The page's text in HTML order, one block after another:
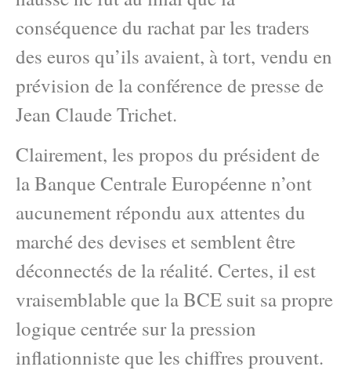
conséquence du rachat par les traders
des euros qu’ils avaient, à tort, vendu en
prévision de la conférence de presse de
Jean Claude Trichet.
Clairement, les propos du président de
la Banque Centrale Européenne n’ont
aucunement répondu aux attentes du
marché des devises et semblent être
déconnectés de la réalité. Certes, il est
vraisemblable que la BCE suit sa propre
logique centrée sur la pression
inflationniste que les chiffres prouvent.